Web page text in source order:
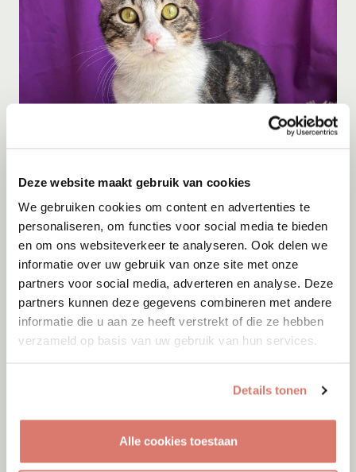
Deze website maakt gebruik van cookies
We gebruiken cookies om content en advertenties te
personaliseren, om functies voor social media te bieden
en om ons websiteverkeer te analyseren. Ook delen we
informatie over uw gebruik van onze site met onze
partners voor social media, adverteren en analyse. Deze
partners kunnen deze gegevens combineren met andere
informatie die u aan ze heeft verstrekt of die ze hebben
verzameld op basis van uw gebruik van hun services.
Details tonen
Alle cookies toestaan
Julian
Cyprus